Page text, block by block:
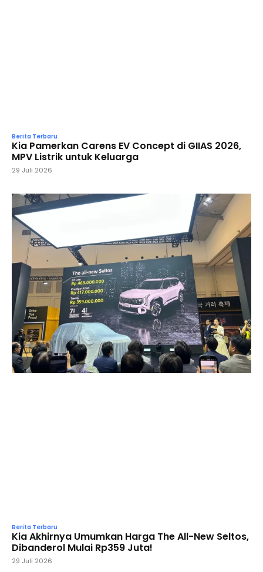
Berita Terbaru
Kia Pamerkan Carens EV Concept di GIIAS 2026,
MPV Listrik untuk Keluarga
29 Juli 2026
Berita Terbaru
Kia Akhirnya Umumkan Harga The All-New Seltos,
Dibanderol Mulai Rp359 Juta!
29 Juli 2026